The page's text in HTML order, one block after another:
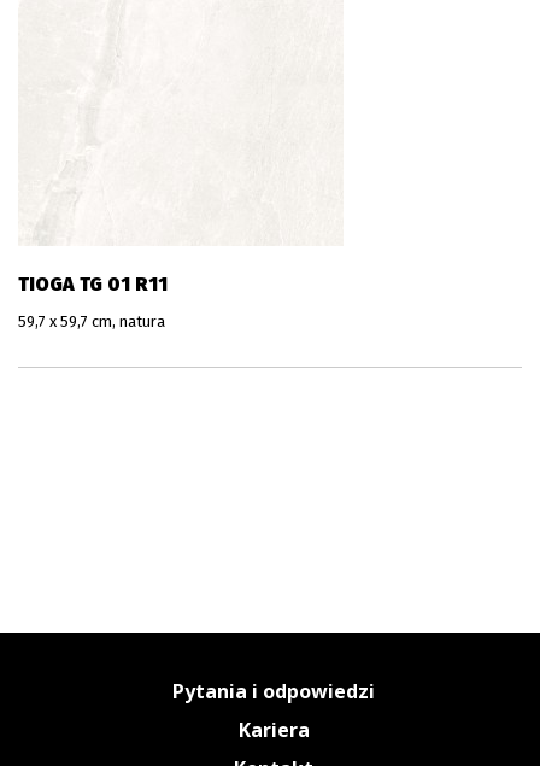
TIOGA TG 01 R11
59,7 x 59,7 cm, natura
Pytania i odpowiedzi
Kariera